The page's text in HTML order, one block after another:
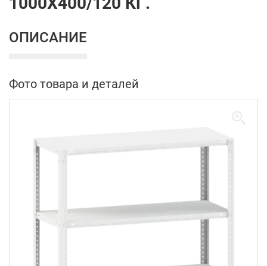
ОПИСАНИЕ
Фото товара и деталей